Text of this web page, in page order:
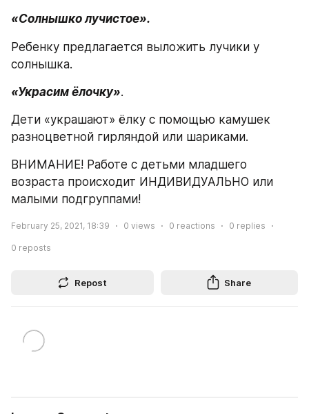
«Солнышко лучистое».
Ребенку предлагается выложить лучики у
солнышка.
«Украсим ёлочку».
Дети «украшают» ёлку с помощью камушек
разноцветной гирляндой или шариками.
ВНИМАНИЕ! Работе с детьми младшего
возраста происходит ИНДИВИДУАЛЬНО или
малыми подгруппами!
February 25, 2021, 18:39 0 views 0 reactions 0 replies
0 reposts
Repost Share